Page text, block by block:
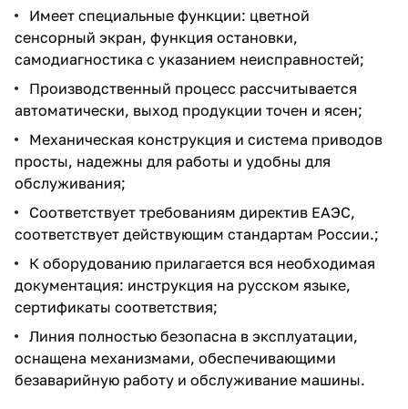
Имеет специальные функции: цветной
сенсорный экран, функция остановки,
самодиагностика с указанием неисправностей;
Производственный процесс рассчитывается
автоматически, выход продукции точен и ясен;
Механическая конструкция и система приводов
просты, надежны для работы и удобны для
обслуживания;
Соответствует требованиям директив ЕАЭС,
соответствует действующим стандартам России.;
К оборудованию прилагается вся необходимая
документация: инструкция на русском языке,
сертификаты соответствия;
Линия полностью безопасна в эксплуатации,
оснащена механизмами, обеспечивающими
безаварийную работу и обслуживание машины.